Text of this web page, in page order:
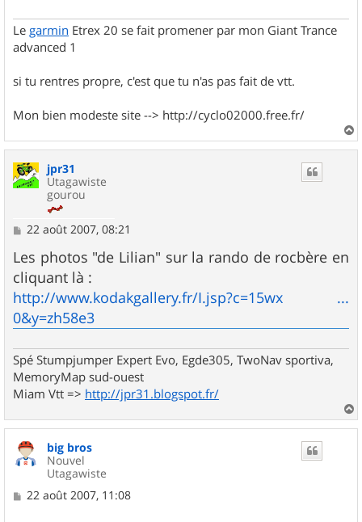
Le garmin Etrex 20 se fait promener par mon Giant Trance
advanced 1
si tu rentres propre, c'est que tu n'as pas fait de vtt.
Mon bien modeste site --> http://cyclo02000.free.fr/
a
jpr31
Utagawiste
gourou
M
s
s
a
g
e
22 août 2007, 08:21
Les photos "de Lilian" sur la rando de rocbère en
cliquant là :
http://www.kodakgallery.fr/I.jsp?c=15wx ...
0&y=zh58e3
Spé Stumpjumper Expert Evo, Egde305, TwoNav sportiva,
MemoryMap sud-ouest
Miam Vtt => http://jpr31.blogspot.fr/
a
big bros
Nouvel
Utagawiste
M
22 août 2007, 11:08